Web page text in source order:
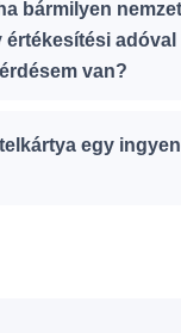
bármilyen
adóval
van?
egy